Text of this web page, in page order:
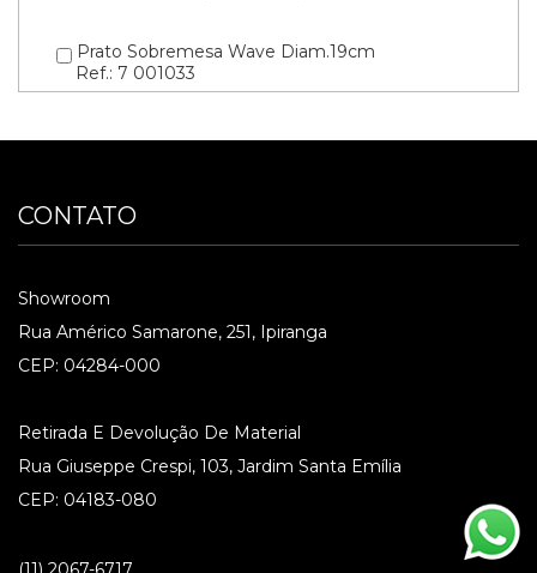
Prato Sobremesa Wave Diam.19cm
Ref.: 7 001033
CONTATO
Showroom
Rua Américo Samarone, 251, Ipiranga
CEP: 04284-000
Retirada E Devolução De Material
Rua Giuseppe Crespi, 103, Jardim Santa Emília
CEP: 04183-080